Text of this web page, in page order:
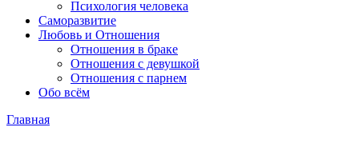
Психология человека
Саморазвитие
Любовь и Отношения
Отношения в браке
Отношения с девушкой
Отношения с парнем
Обо всём
Главная